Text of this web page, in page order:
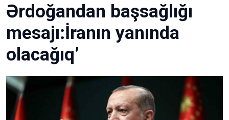
Ərdoğandan başsağlığı
mesajı:İranın yanında
olacağıq’